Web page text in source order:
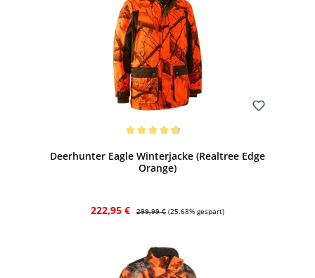
Deerhunter Eagle Winterjacke (Realtree Edge
Orange)
Verkaufspreis:
222,95 € Regulärer Preis:
299,99 € (25.68% gespart)